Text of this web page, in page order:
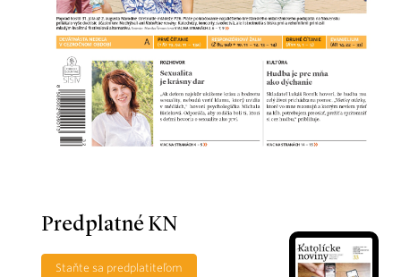
Predplatné KN
Staňte sa predplatiteľom